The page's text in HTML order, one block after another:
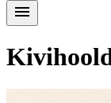
menu